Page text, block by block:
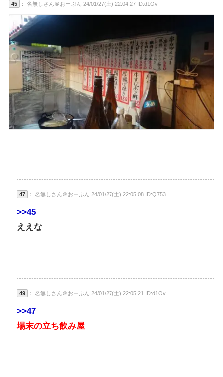
45 ： 名無しさん＠おーぷん 24/01/27(土) 22:04:27 ID:d1Ov
47 ： 名無しさん＠おーぷん 24/01/27(土) 22:05:08 ID:Q753
>>45
ええな
49 ： 名無しさん＠おーぷん 24/01/27(土) 22:05:21 ID:d1Ov
>>47
場末の立ち飲み屋